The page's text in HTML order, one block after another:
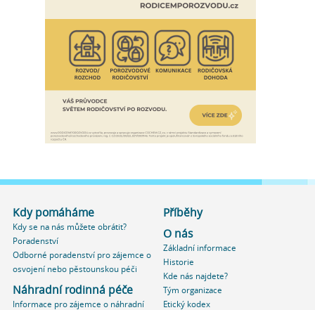
Kdy pomáháme
Kdy se na nás můžete obrátit?
Poradenství
Odborné poradenství pro zájemce o
osvojení nebo pěstounskou péči
Náhradní rodinná péče
Informace pro zájemce o náhradní
Příběhy
O nás
Základní informace
Historie
Kde nás najdete?
Tým organizace
Etický kodex